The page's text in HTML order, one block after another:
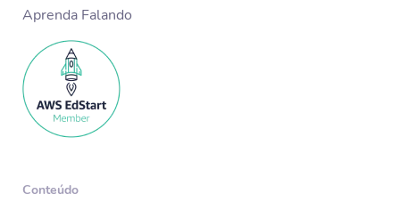
Aprenda Falando
Conteúdo